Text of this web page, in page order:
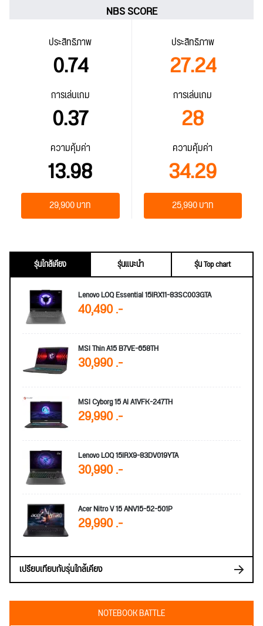
NBS SCORE
ประสิทธิภาพ
0.74
การเล่นเกม
0.37
ความคุ้มค่า
13.98
ประสิทธิภาพ
27.24
การเล่นเกม
28
ความคุ้มค่า
34.29
29,900 บาท 25,990 บาท
รุ่นใกล้เคียง รุ่นแนะนำ
รุ่น Top chart
Lenovo LOQ Essential 15IRX11-83SC003GTA
40,490 .-
MSI Thin A15 B7VE-658TH
30,990 .-
MSI Cyborg 15 AI A1VFK-247TH
29,990 .-
Lenovo LOQ 15IRX9-83DV019YTA
30,990 .-
Acer Nitro V 15 ANV15-52-501P
29,990 .-
เปรียบเทียบกับรุ่นใกล้เคียง
NOTEBOOK BATTLE